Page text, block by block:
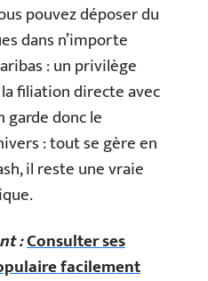
pouvez déposer du
dans n’importe
: un privilège
filiation directe avec
garde donc le
: tout se gère en
il reste une vraie
:Consulter ses
facilement